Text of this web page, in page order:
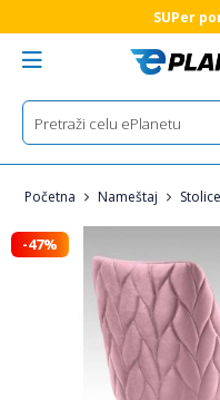
SUPer
Početna Nameštaj Stolice
-47%